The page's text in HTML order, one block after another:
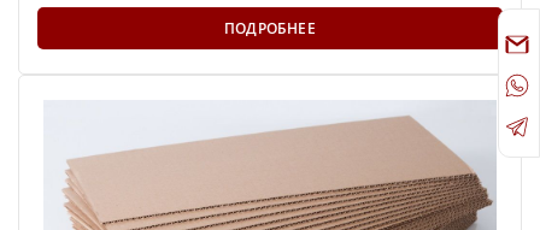
ПОДРОБНЕЕ